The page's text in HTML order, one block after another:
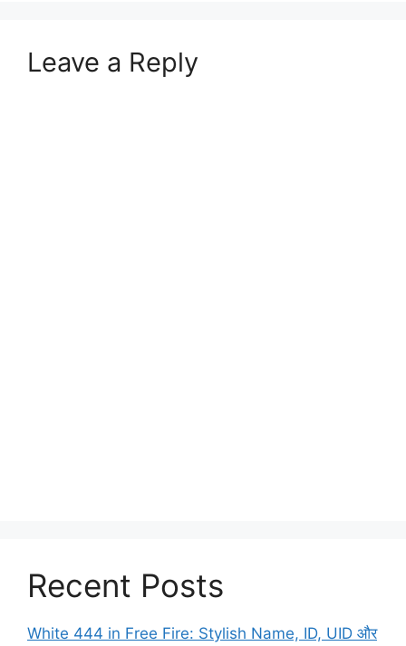
Leave a Reply
Recent Posts
White 444 in Free Fire: Stylish Name, ID, UID और